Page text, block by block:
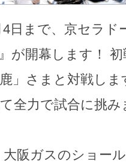
日まで、京セラド
が開幕します！
」さまと対戦し
全力で試合に挑み
阪ガスのショー